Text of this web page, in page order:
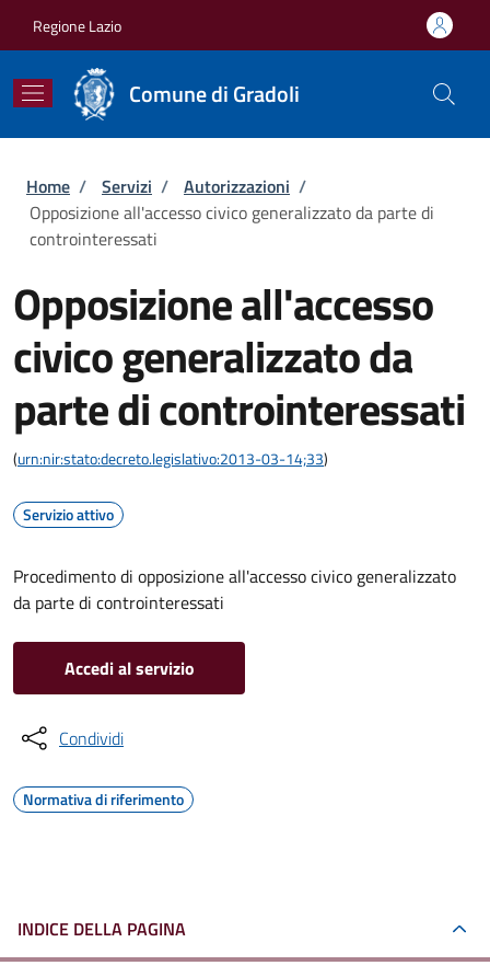
Regione Lazio
Comune di Gradoli
Briciole di pane
Home / Servizi / Autorizzazioni /
Opposizione all'accesso civico generalizzato da parte di
controinteressati
Opposizione all'accesso
civico generalizzato da
parte di controinteressati
(urn:nir:stato:decreto.legislativo:2013-03-14;33)
Servizio attivo
Procedimento di opposizione all'accesso civico generalizzato
da parte di controinteressati
Accedi al servizio
Condividi
Normativa di riferimento
INDICE DELLA PAGINA